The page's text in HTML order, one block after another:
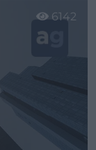
6142